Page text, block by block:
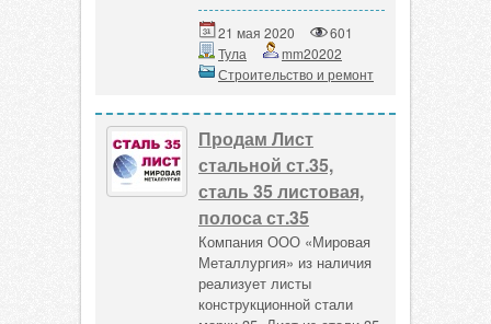
21 мая 2020
601
Тула
mm20202
Строительство и ремонт
Продам Лист
стальной ст.35,
сталь 35 листовая,
полоса ст.35
Компания ООО «Мировая
Металлургия» из наличия
реализует листы
конструкционной стали